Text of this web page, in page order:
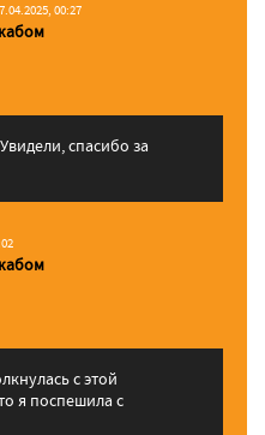
00:27
спасибо за
с этой
я поспешила с